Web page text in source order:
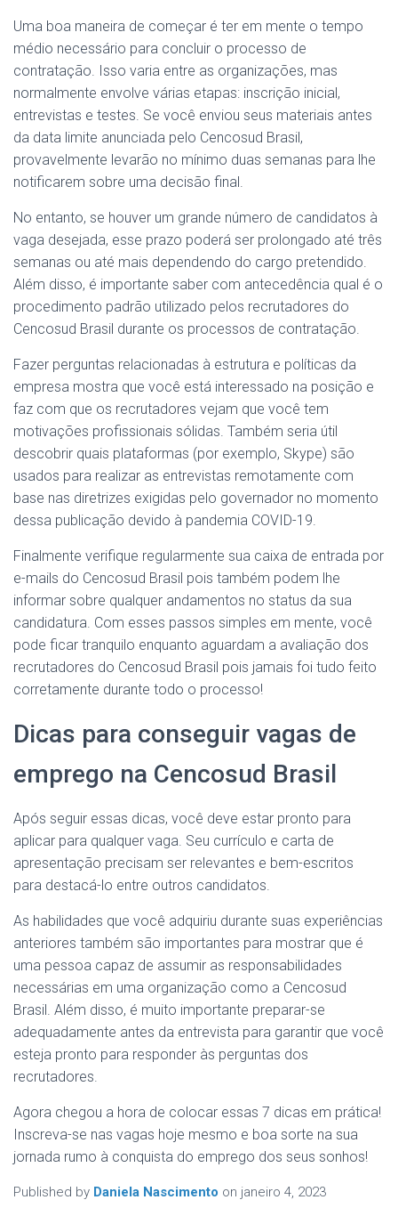
Uma boa maneira de começar é ter em mente o tempo
médio necessário para concluir o processo de
contratação. Isso varia entre as organizações, mas
normalmente envolve várias etapas: inscrição inicial,
entrevistas e testes. Se você enviou seus materiais antes
da data limite anunciada pelo Cencosud Brasil,
provavelmente levarão no mínimo duas semanas para lhe
notificarem sobre uma decisão final.
No entanto, se houver um grande número de candidatos à
vaga desejada, esse prazo poderá ser prolongado até três
semanas ou até mais dependendo do cargo pretendido.
Além disso, é importante saber com antecedência qual é o
procedimento padrão utilizado pelos recrutadores do
Cencosud Brasil durante os processos de contratação.
Fazer perguntas relacionadas à estrutura e políticas da
empresa mostra que você está interessado na posição e
faz com que os recrutadores vejam que você tem
motivações profissionais sólidas. Também seria útil
descobrir quais plataformas (por exemplo, Skype) são
usados ​​para realizar as entrevistas remotamente com
base nas diretrizes exigidas pelo governador no momento
dessa publicação devido à pandemia COVID-19.
Finalmente verifique regularmente sua caixa de entrada por
e-mails do Cencosud Brasil pois também podem lhe
informar sobre qualquer andamentos no status da sua
candidatura. Com esses passos simples em mente, você
pode ficar tranquilo enquanto aguardam a avaliação dos
recrutadores do Cencosud Brasil pois jamais foi tudo feito
corretamente durante todo o processo!
Dicas para conseguir vagas de
emprego na Cencosud Brasil
Após seguir essas dicas, você deve estar pronto para
aplicar para qualquer vaga. Seu currículo e carta de
apresentação precisam ser relevantes e bem-escritos
para destacá-lo entre outros candidatos.
As habilidades que você adquiriu durante suas experiências
anteriores também são importantes para mostrar que é
uma pessoa capaz de assumir as responsabilidades
necessárias em uma organização como a Cencosud
Brasil. Além disso, é muito importante preparar-se
adequadamente antes da entrevista para garantir que você
esteja pronto para responder às perguntas dos
recrutadores.
Agora chegou a hora de colocar essas 7 dicas em prática!
Inscreva-se nas vagas hoje mesmo e boa sorte na sua
jornada rumo à conquista do emprego dos seus sonhos!
Published by Daniela Nascimento on janeiro 4, 2023